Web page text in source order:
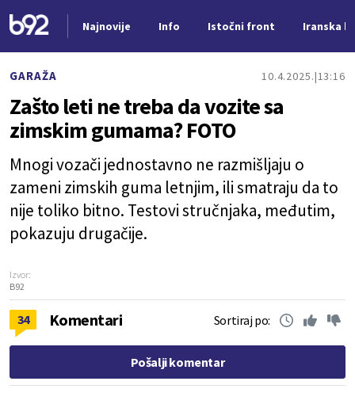
Najnovije Info Istočni front Iranska
GARAŽA 10.4.2025. 13:16
Zašto leti ne treba da vozite sa
zimskim gumama? FOTO
Mnogi vozači jednostavno ne razmišljaju o
zameni zimskih guma letnjim, ili smatraju da to
nije toliko bitno. Testovi stručnjaka, međutim,
pokazuju drugačije.
Izvor:
B92
34 Komentari Sortiraj po:
Pošalji komentar